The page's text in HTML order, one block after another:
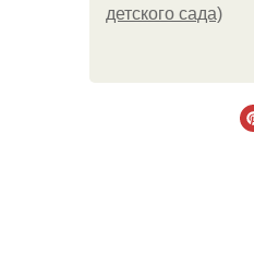
детского сада)